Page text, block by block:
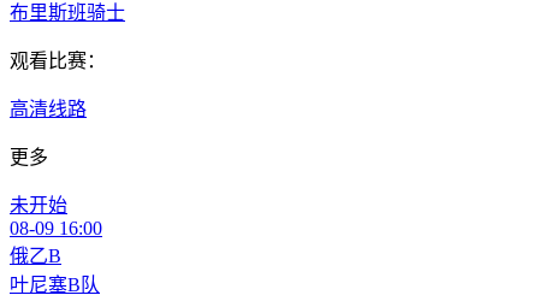
布里斯班骑士
观看比赛：
高清线路
更多
未开始
08-09 16:00
俄乙B
叶尼塞B队